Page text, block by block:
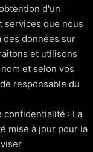
d'un
services que nous
des données sur
et utilisons
et selon vos
responsable du
confidentialité : La
mise à jour pour la